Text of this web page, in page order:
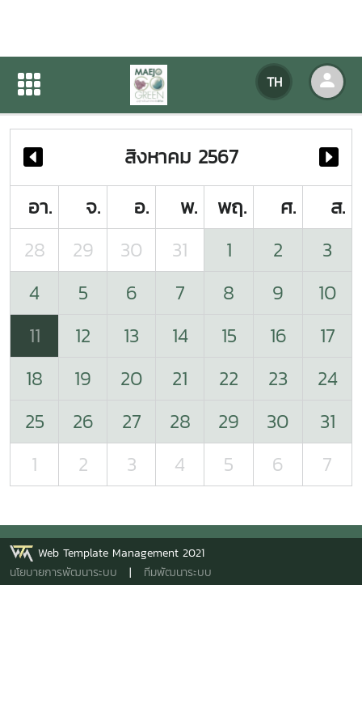
TH
ปฏิทินกิจกรรมของหน่วยงาน
ปฏิทินกิจกรรมของหน่วยงาน
สิงหาคม 2567
อา.
จ. อ. พ. พฤ. ศ.
ส.
28
29 30 31 1 2
3
4
5 6 7 8 9
10
11
12 13 14 15 16
17
18
19 20 21 22 23
24
25
26 27 28 29 30
31
1
2 3 4 5 6 7
Web Template Management 2021
นโยบายการพัฒนาระบบ | ทีมพัฒนาระบบ